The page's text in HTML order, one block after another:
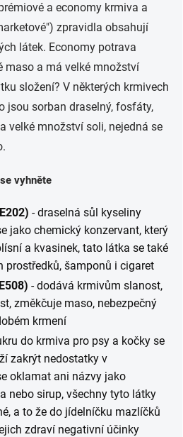
a economy krmiva a
zpravidla obsahují
látek. Economy potrava
maso a má velké množství
složení? V některých krmivech
jsou sorban draselný, fosfáty,
velké množství soli, nejedná se
vyhněte
- draselná sůl kyseliny
jako chemický konzervant, který
a kvasinek, tato látka se také
prostředků, šamponů i cigaret
- dodává krmivům slanost,
změkčuje maso, nebezpečný
krmení
do krmiva pro psy a kočky se
zakrýt nedostatky v
oklamat ani názvy jako
nebo sirup, všechny tyto látky
a to že do jídelníčku mazlíčků
zdraví negativní účinky